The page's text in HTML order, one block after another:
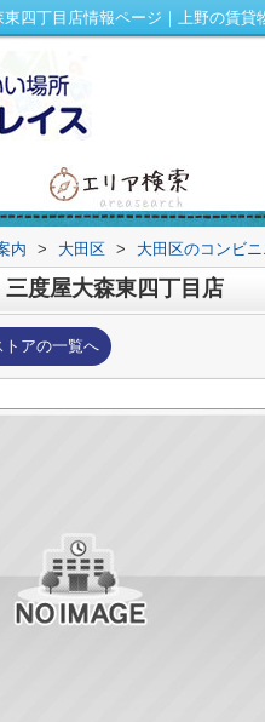
四丁目店情報ページ｜上野の賃貸
内 > 大田区 > 大田区のコンビ
度屋大森東四丁目店
アの一覧へ